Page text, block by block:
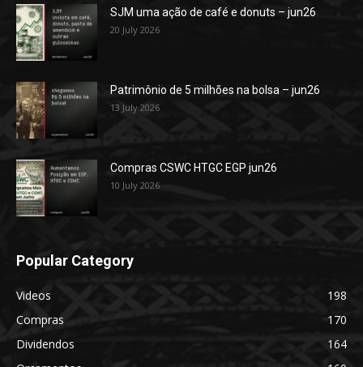
SJM uma ação de café e donuts – jun26
20 July 2026
Patrimônio de 5 milhões na bolsa – jun26
13 July 2026
Compras CSWC HTGC EGP jun26
10 July 2026
Popular Category
Videos
198
Compras
170
Dividendos
164